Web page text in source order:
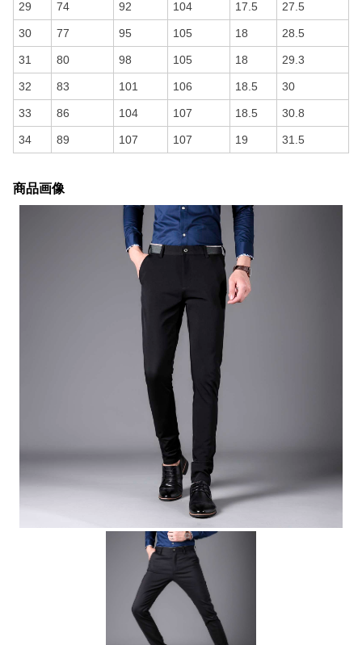
29 74 92 104 17.5 27.5
30 77 95 105 18 28.5
31 80 98 105 18 29.3
32 83 101 106 18.5 30
33 86 104 107 18.5 30.8
34 89 107 107 19 31.5
商品画像